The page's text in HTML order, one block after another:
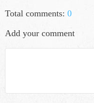
село Ая, ул. Школьная 11.
Total comments: 0
Add your comment